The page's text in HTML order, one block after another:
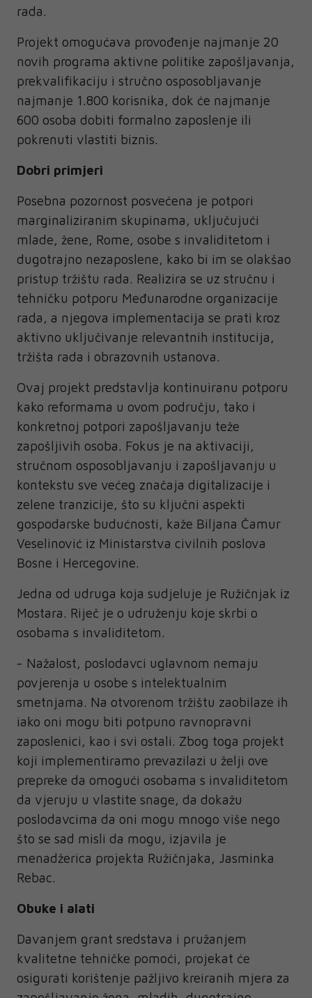
rada.
Projekt omogućava provođenje najmanje 20
novih programa aktivne politike zapošljavanja,
prekvalifikaciju i stručno osposobljavanje
najmanje 1.800 korisnika, dok će najmanje
600 osoba dobiti formalno zaposlenje ili
pokrenuti vlastiti biznis.
Dobri primjeri
Posebna pozornost posvećena je potpori
marginaliziranim skupinama, uključujući
mlade, žene, Rome, osobe s invaliditetom i
dugotrajno nezaposlene, kako bi im se olakšao
pristup tržištu rada. Realizira se uz stručnu i
tehničku potporu Međunarodne organizacije
rada, a njegova implementacija se prati kroz
aktivno uključivanje relevantnih institucija,
tržišta rada i obrazovnih ustanova.
Ovaj projekt predstavlja kontinuiranu potporu
kako reformama u ovom području, tako i
konkretnoj potpori zapošljavanju teže
zapošljivih osoba. Fokus je na aktivaciji,
stručnom osposobljavanju i zapošljavanju u
kontekstu sve većeg značaja digitalizacije i
zelene tranzicije, što su ključni aspekti
gospodarske budućnosti, kaže Biljana Čamur
Veselinović iz Ministarstva civilnih poslova
Bosne i Hercegovine.
Jedna od udruga koja sudjeluje je Ružičnjak iz
Mostara. Riječ je o udruženju koje skrbi o
osobama s invaliditetom.
- Nažalost, poslodavci uglavnom nemaju
povjerenja u osobe s intelektualnim
smetnjama. Na otvorenom tržištu zaobilaze ih
iako oni mogu biti potpuno ravnopravni
zaposlenici, kao i svi ostali. Zbog toga projekt
koji implementiramo prevazilazi u želji ove
prepreke da omogući osobama s invaliditetom
da vjeruju u vlastite snage, da dokažu
poslodavcima da oni mogu mnogo više nego
što se sad misli da mogu, izjavila je
menadžerica projekta Ružičnjaka, Jasminka
Rebac.
Obuke i alati
Davanjem grant sredstava i pružanjem
kvalitetne tehničke pomoći, projekat će
osigurati korištenje pažljivo kreiranih mjera za